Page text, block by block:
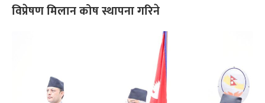
विप्रेषण मिलान कोष स्थापना गरिने